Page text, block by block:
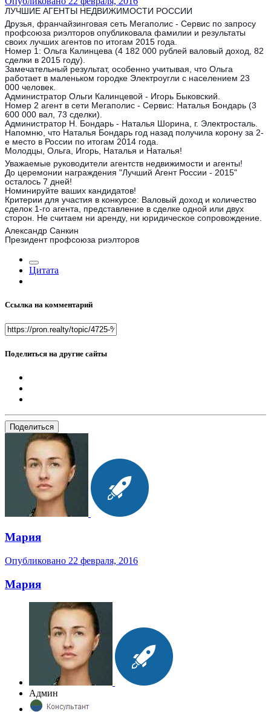
ЛУЧШИЕ АГЕНТЫ НЕДВИЖИМОСТИ РОССИИ
Друзья, франчайзинговая сеть Мегаполис - Сервис по запросу
профсоюза риэлторов опубликовала фамилии и результаты
своих лучших агентов по итогам 2015 года.
Номер 1: Ольга Калинцева (4 182 000 рублей валовый доход, 82
сделки в 2015 году).
Замечательный результат, особенно учитывая, что Ольга
работает в маленьком городке Электроугли с населением 23
000 человек.
Администратор Ольги Калинцевой - Игорь Быковский.
Номер 2 агент в сети Мегаполис - Сервис: Наталья Бондарь (3
600 000 вал, 73 сделки).
Администратор Н. Бондарь - Наталья Шорина, г. Электросталь.
Напомню, что Наталья Бондарь год назад получила корону за 2-
е место в России по итогам 2014 года.
Молодцы, Ольга, Игорь, Наталья и Наталья!
Уважаемые руководители агентств недвижимости и агенты!
До церемонии награждения "Лучший Агент России - 2015"
осталось 7 дней!
Номинируйте ваших кандидатов!
Критерии для участия в конкурсе: Валовый доход и количество
сделок 1-го агента, представление в сделке одной или двух
сторон. Не считаем ни аренду, ни юридическое сопровождение.
Александр Санкин
Президент профсоюза риэлторов
Цитата
Ссылка на комментарий
Поделиться на другие сайты
Поделиться
Мария
Опубликовано 22 февраля, 2016
Мария
Админ